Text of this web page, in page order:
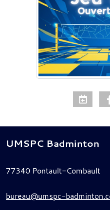
UMSPC Badminton
77340 Pontault-Combault
bureau@umspc-